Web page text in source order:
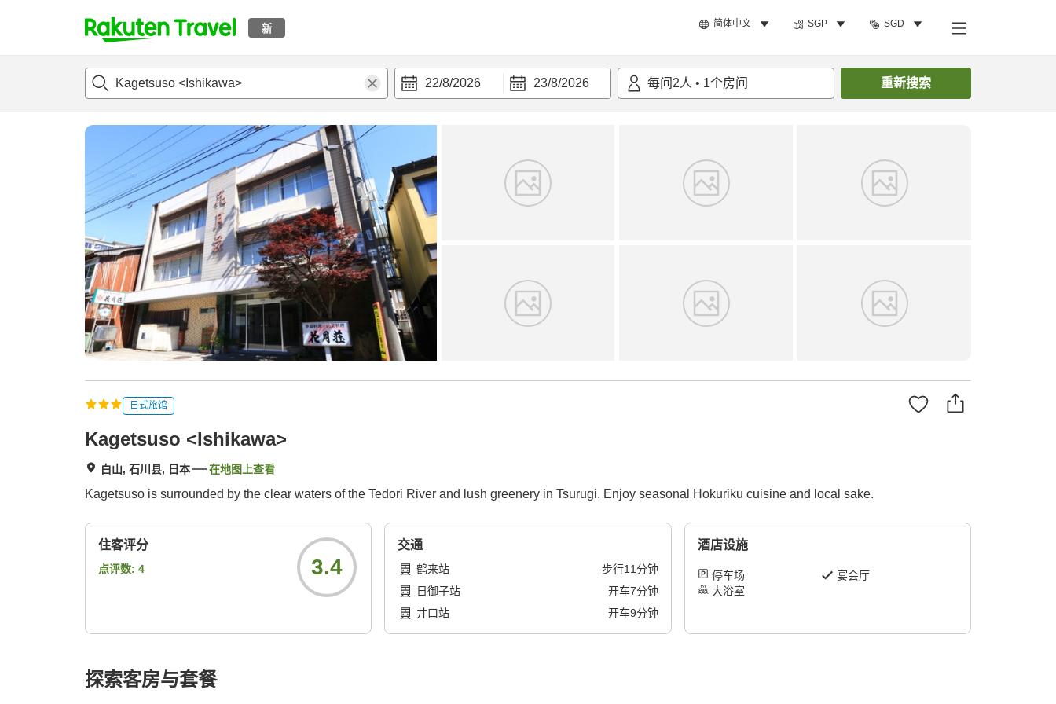
新 简体中文 SGP SGD
t
p
a
s
e
a
r
c
h
22/8/2026 23/8/2026 每间 2人 • 1个房间 重新搜索
概况 客房及住宿套餐评论设施 搜索客房
日式旅馆
Kagetsuso <Ishikawa>
白山, 石川县, 日本 在地图上查看
Kagetsuso is surrounded by the clear waters of the Tedori River and lush greenery in Tsurugi. Enjoy seasonal Hokuriku cuisine and local sake.
住客评分
点评数: 4 3.4
交通
鹤来站 步行11分钟
日御子站
开车7分钟
井口站
开车9分钟
酒店设施
停车场
宴会厅
大浴室
探索客房与套餐